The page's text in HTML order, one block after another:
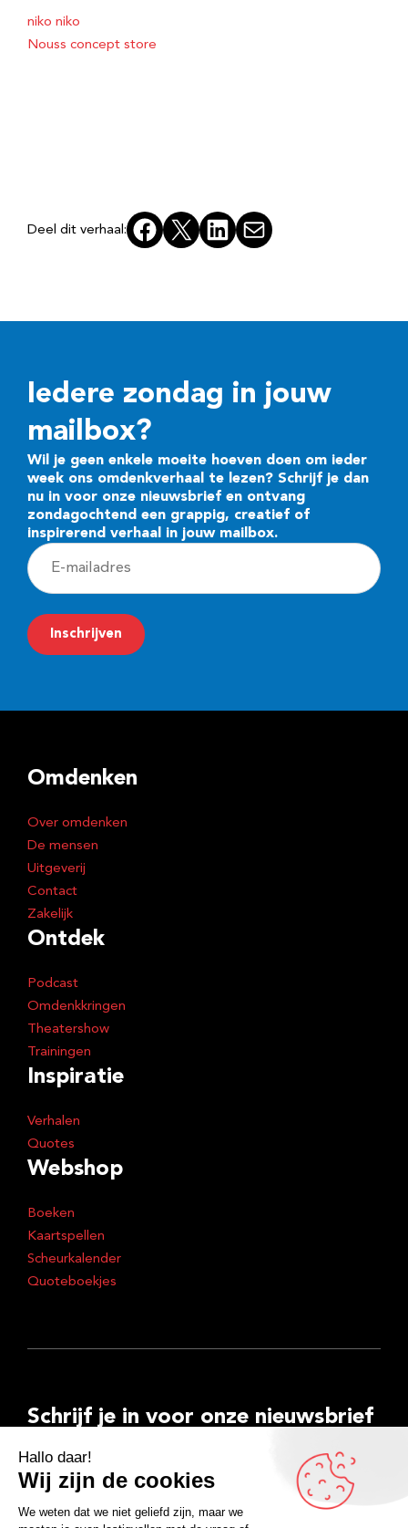
niko niko
Nouss concept store
Deel dit verhaal: Facebook
X LinkedInE-mail
Iedere zondag in jouw
mailbox?
Wil je geen enkele moeite hoeven doen om ieder
week ons omdenkverhaal te lezen? Schrijf je dan
nu in voor onze nieuwsbrief en ontvang
zondagochtend een grappig, creatief of
inspirerend verhaal in jouw mailbox.
E
-
m
a
r
s
Inschrijven
Omdenken
Over omdenken
De mensen
Uitgeverij
Contact
Zakelijk
Ontdek
Podcast
Omdenkkringen
Theatershow
Trainingen
Inspiratie
Verhalen
Quotes
Webshop
Boeken
Kaartspellen
Scheurkalender
Quoteboekjes
Schrijf je in voor onze nieuwsbrief
E-
mailadres